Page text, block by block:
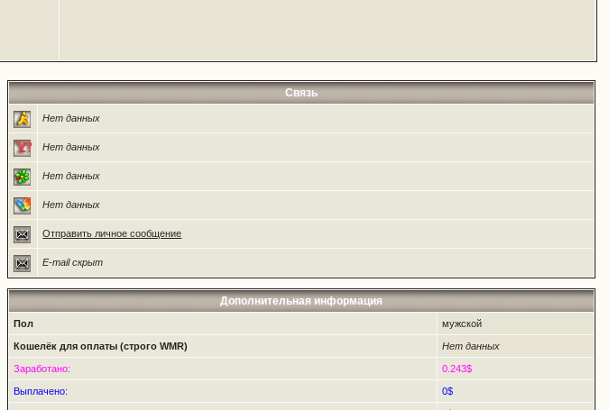
Связь
Нет данных
Нет данных
Нет данных
Нет данных
Отправить личное сообщение
E-mail скрыт
Дополнительная информация
Пол мужской
Кошелёк для оплаты (строго WMR) Нет данных
Заработано: 0.243$
Выплачено: 0$